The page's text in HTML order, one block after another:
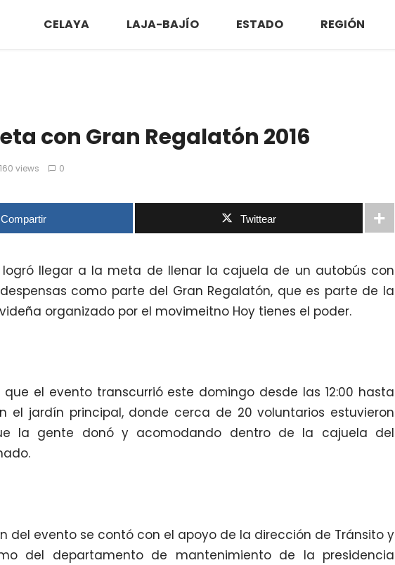
CELAYA LAJA-BAJÍO ESTADO REGIÓN
con Gran Regalatón 2016
160 views 0
Compartir Twittear
logró llegar a la meta de llenar la cajuela de un autobús con
como parte del Gran Regalatón, que es parte de la
organizado por el movimeitno Hoy tienes el poder.
el evento transcurrió este domingo desde las 12:00 hasta
el jardín principal, donde cerca de 20 voluntarios estuvieron
la gente donó y acomodando dentro de la cajuela del
del evento se contó con el apoyo de la dirección de Tránsito y
del departamento de mantenimiento de la presidencia